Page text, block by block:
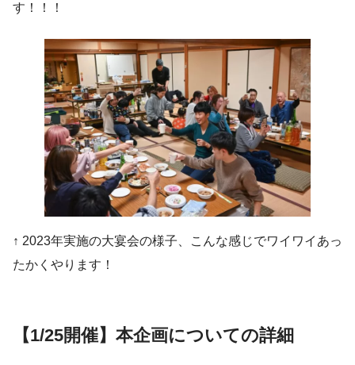
す！！！
↑ 2023年実施の大宴会の様子、こんな感じでワイワイあっ
たかくやります！
【1/25開催】 本企画についての詳細